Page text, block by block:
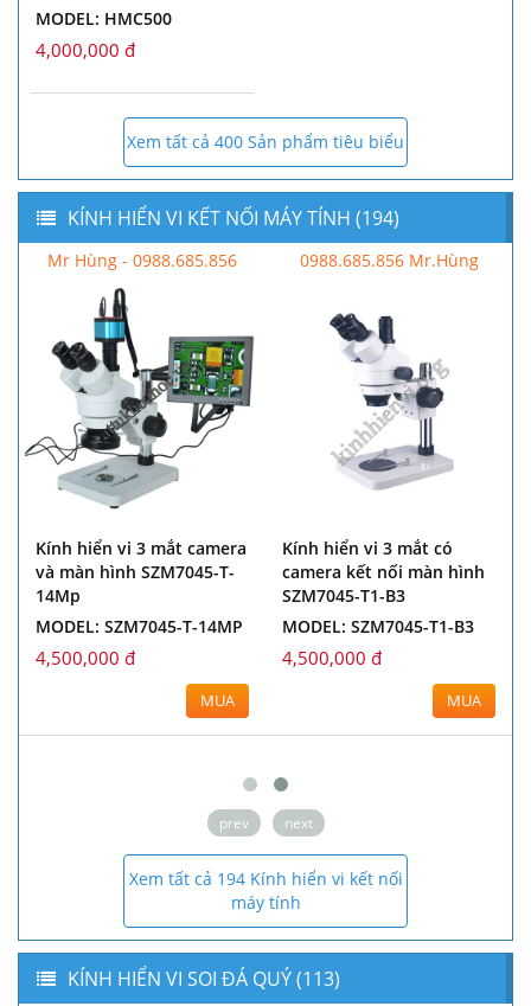
MODEL: HMC500
4,000,000 đ
Xem tất cả 400 Sản phẩm tiêu biểu
KÍNH HIỂN VI KẾT NỐI MÁY TÍNH (194)
Hùng - 0988.685.856
kính hiển vi công
HDMI HD 14MP
90X! Kính hiển vi tiêu
tách 50/50
0988.685.856 Mr.Hùng
Kính hiển vi 3 mắt Axio
Lab.A1 Carl Zeiss
MODEL: LAB.A1 CARL
ZEISS
70,000,000 đ
và
prev next
Xem tất cả 194 Kính hiển vi kết nối
máy tính
KÍNH HIỂN VI SOI ĐÁ QUÝ (113)